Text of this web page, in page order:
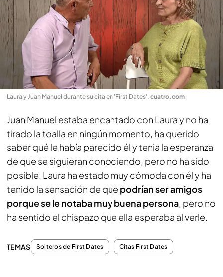
Laura y Juan Manuel durante su cita en 'First Dates'. cuatro.com
Juan Manuel estaba encantado con Laura y no ha
tirado la toalla en ningún momento, ha querido
saber qué le había parecido él y tenia la esperanza
de que se siguieran conociendo, pero no ha sido
posible. Laura ha estado muy cómoda con él y ha
tenido la sensación de que podrían ser amigos
porque se le notaba muy buena persona, pero no
ha sentido el chispazo que ella esperaba al verle.
TEMAS Solteros de First Dates Citas First Dates